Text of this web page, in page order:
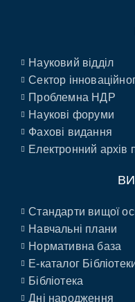
Науковий відділ
Сектор
Проблемна НДР
Наукові форуми
Фахові видання
Електронний архів
Стандарти вищої
Навчальні плани
Нормативна база
E-каталог
Бібліотека
Дні народження